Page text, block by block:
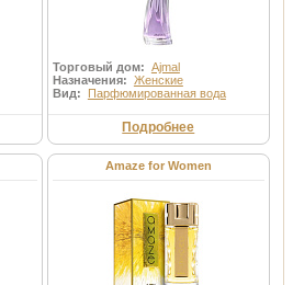
Торговый дом: Ajmal
Назначения: Женские
Вид: Парфюмированная вода
Подробнее
Amaze for Women